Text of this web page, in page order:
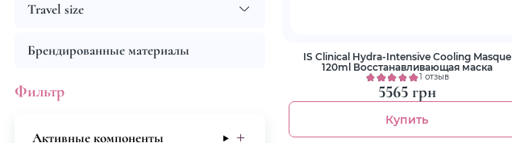
IS Clinical Hydra-Intensive Cooling Masque
120ml Восстанавливающая маска
1 отзыв
5565 грн
Купить
Travel size
Брендированные материалы
Фильтр
Активные компоненты